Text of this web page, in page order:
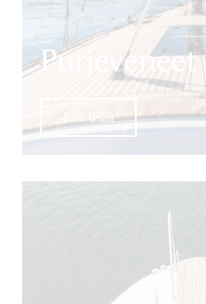
Purjeveneet
Lue lisää